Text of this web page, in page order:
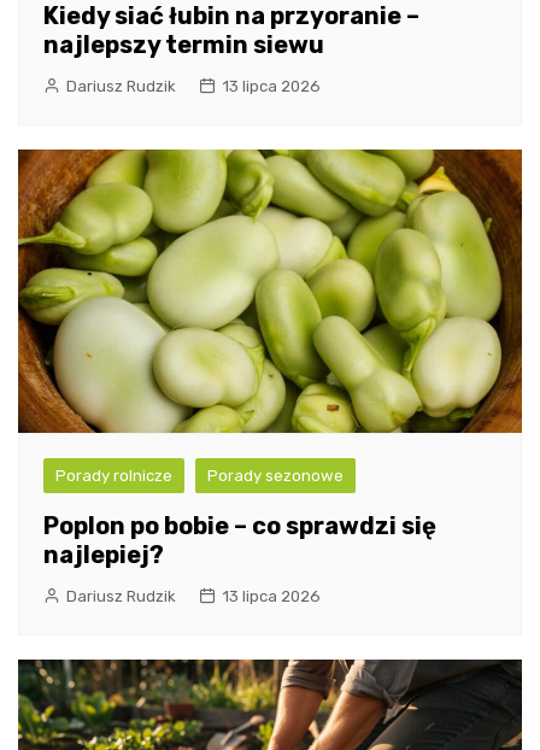
Kiedy siać łubin na przyoranie –
najlepszy termin siewu
Dariusz Rudzik 13 lipca 2026
Porady rolnicze Porady sezonowe
Poplon po bobie – co sprawdzi się
najlepiej?
Dariusz Rudzik 13 lipca 2026